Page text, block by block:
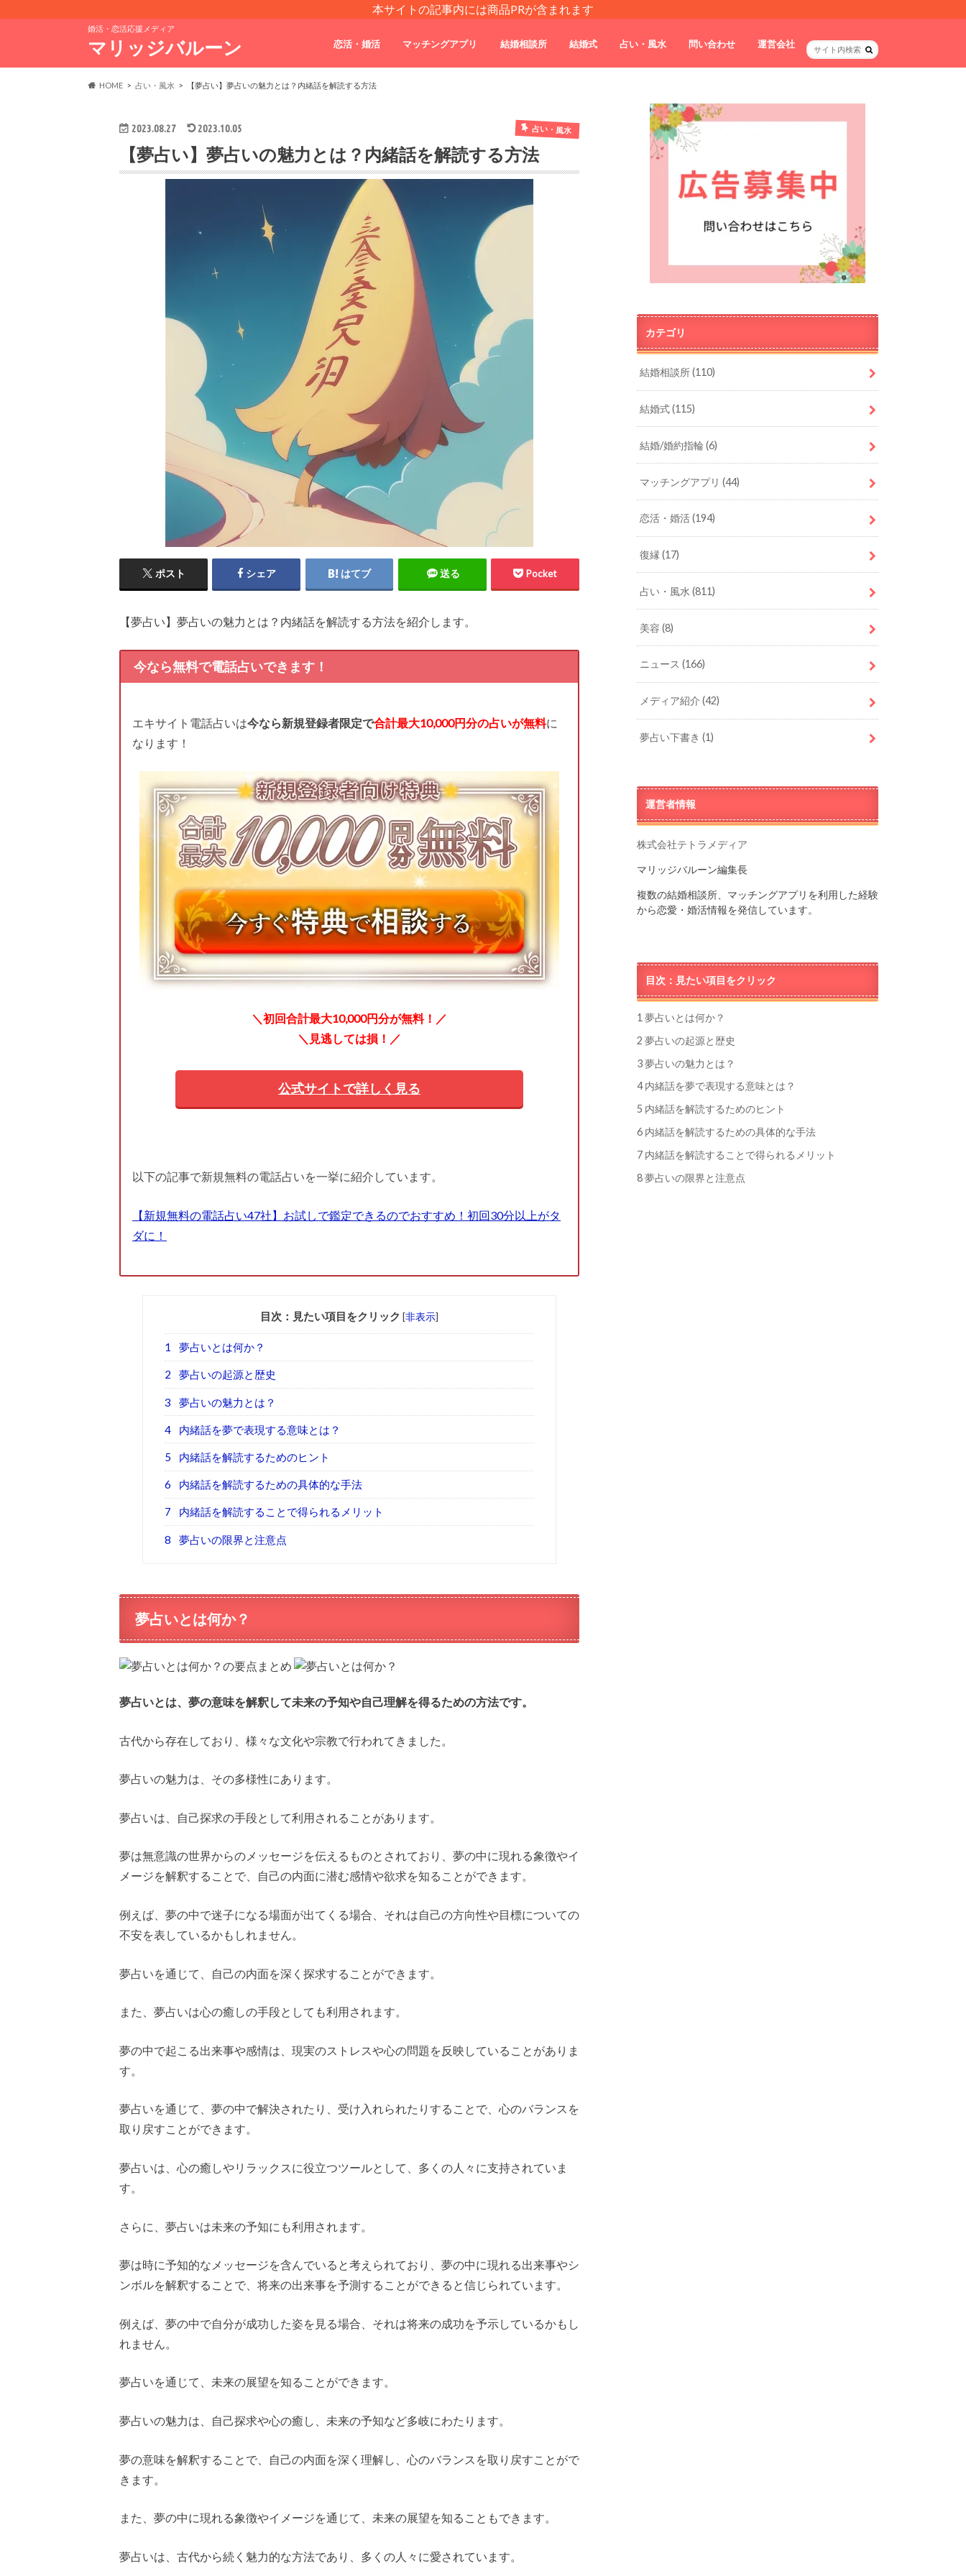
本サイトの記事内には商品PRが含まれます
婚活・恋活応援メディア
マリッジバルーン 恋活・婚活 マッチングアプリ 結婚相談所 結婚式 占い・風水 問い合わせ 運営会社
HOME 占い・風水 【夢占い】夢占いの魅力とは？内緒話を解読する方法
2023.08.27 2023.10.05 占い・風水
【夢占い】夢占いの魅力とは？内緒話を解読する方法
ポスト シェア はてブ 送る Pocket
【夢占い】夢占いの魅力とは？内緒話を解読する方法を紹介します。
今なら無料で電話占いできます！
エキサイト電話占いは今なら新規登録者限定で合計最大10,000円分の占いが無料に
なります！
＼初回合計最大10,000円分が無料！／
＼見逃しては損！／
公式サイトで詳しく見る
以下の記事で新規無料の電話占いを一挙に紹介しています。
【新規無料の電話占い47社】お試しで鑑定できるのでおすすめ！初回30分以上がタ
ダに！
目次：見たい項目をクリック [非表示]
1 夢占いとは何か？
2 夢占いの起源と歴史
3 夢占いの魅力とは？
4 内緒話を夢で表現する意味とは？
5 内緒話を解読するためのヒント
6 内緒話を解読するための具体的な手法
7 内緒話を解読することで得られるメリット
8 夢占いの限界と注意点
夢占いとは何か？
夢占いとは、夢の意味を解釈して未来の予知や自己理解を得るための方法です。
古代から存在しており、様々な文化や宗教で行われてきました。
夢占いの魅力は、その多様性にあります。
夢占いは、自己探求の手段として利用されることがあります。
夢は無意識の世界からのメッセージを伝えるものとされており、夢の中に現れる象徴やイ
メージを解釈することで、自己の内面に潜む感情や欲求を知ることができます。
例えば、夢の中で迷子になる場面が出てくる場合、それは自己の方向性や目標についての
不安を表しているかもしれません。
夢占いを通じて、自己の内面を深く探求することができます。
また、夢占いは心の癒しの手段としても利用されます。
夢の中で起こる出来事や感情は、現実のストレスや心の問題を反映していることがありま
す。
夢占いを通じて、夢の中で解決されたり、受け入れられたりすることで、心のバランスを
取り戻すことができます。
夢占いは、心の癒しやリラックスに役立つツールとして、多くの人々に支持されていま
す。
さらに、夢占いは未来の予知にも利用されます。
夢は時に予知的なメッセージを含んでいると考えられており、夢の中に現れる出来事やシ
ンボルを解釈することで、将来の出来事を予測することができると信じられています。
例えば、夢の中で自分が成功した姿を見る場合、それは将来の成功を予示しているかもし
れません。
夢占いを通じて、未来の展望を知ることができます。
夢占いの魅力は、自己探求や心の癒し、未来の予知など多岐にわたります。
夢の意味を解釈することで、自己の内面を深く理解し、心のバランスを取り戻すことがで
きます。
また、夢の中に現れる象徴やイメージを通じて、未来の展望を知ることもできます。
夢占いは、古代から続く魅力的な方法であり、多くの人々に愛されています。
カテゴリ
結婚相談所(110)
結婚式(115)
結婚/婚約指輪(6)
マッチングアプリ(44)
恋活・婚活(194)
復縁(17)
占い・風水(811)
美容(8)
ニュース(166)
メディア紹介(42)
夢占い下書き(1)
運営者情報
株式会社テトラメディア
マリッジバルーン編集長
複数の結婚相談所、マッチングアプリを利用した経験
から恋愛・婚活情報を発信しています。
目次：見たい項目をクリック
1 夢占いとは何か？
2 夢占いの起源と歴史
3夢占いの魅力とは？
4内緒話を夢で表現する意味とは？
5 内緒話を解読するためのヒント
6 内緒話を解読するための具体的な手法
7 内緒話を解読することで得られるメリット
8夢占いの限界と注意点